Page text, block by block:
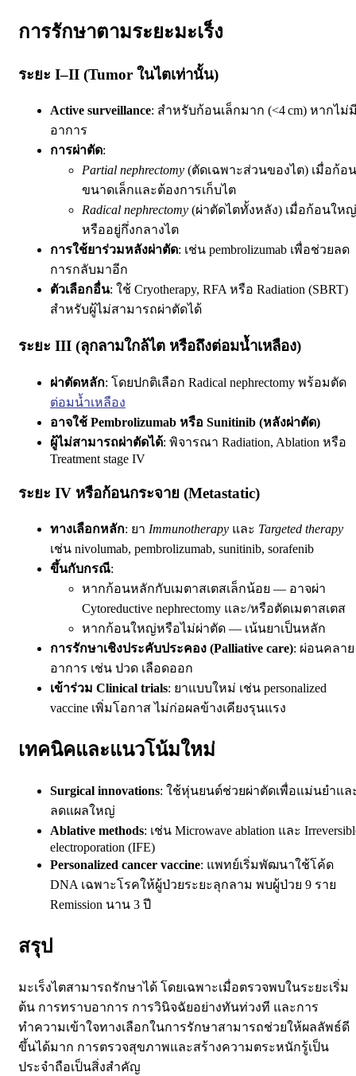
การรักษาตามระยะมะเร็ง
ระยะ I–II (Tumor ในไตเท่านั้น)
Active surveillance: สำหรับก้อนเล็กมาก (<4 cm) หากไม่
อาการ
การผ่าตัด:
Partial nephrectomy (ตัดเฉพาะส่วนของไต) เมื่อก้อน
ขนาดเล็กและต้องการเก็บไต
Radical nephrectomy (ผ่าตัดไตทั้งหลัง) เมื่อก้อนใหญ่
หรืออยู่กึ่งกลางไต
การใช้ยาร่วมหลังผ่าตัด: เช่น pembrolizumab เพื่อช่วยลด
การกลับมาอีก
ตัวเลือกอื่น: ใช้ Cryotherapy, RFA หรือ Radiation (SBRT)
สำหรับผู้ไม่สามารถผ่าตัดได้
ระยะ III (ลุกลามใกล้ไต หรือถึงต่อมน้ำเหลือง)
ผ่าตัดหลัก: โดยปกติเลือก Radical nephrectomy พร้อมตัด
ต่อมน้ำเหลือง
อาจใช้ Pembrolizumab หรือ Sunitinib (หลังผ่าตัด)
ผู้ไม่สามารถผ่าตัดได้: พิจารณา Radiation, Ablation หรือ
Treatment stage IV
ระยะ IV หรือก้อนกระจาย (Metastatic)
ทางเลือกหลัก: ยา Immunotherapy และ Targeted therapy
เช่น nivolumab, pembrolizumab, sunitinib, sorafenib
ขึ้นกับกรณี:
หากก้อนหลักกับเมตาสเตสเล็กน้อย — อาจผ่า
Cytoreductive nephrectomy และ/หรือตัดเมตาสเตส
หากก้อนใหญ่หรือไม่ผ่าตัด — เน้นยาเป็นหลัก
การรักษาเชิงประคับประคอง (Palliative care): ผ่อนคลาย
อาการ เช่น ปวด เลือดออก
เข้าร่วม Clinical trials: ยาแบบใหม่ เช่น personalized
vaccine เพิ่มโอกาส ไม่ก่อผลข้างเคียงรุนแรง
เทคนิคและแนวโน้มใหม่
Surgical innovations: ใช้หุ่นยนต์ช่วยผ่าตัดเพื่อแม่นยำแล
ลดแผลใหญ่
Ablative methods: เช่น Microwave ablation และ
electroporation (IFE)
Personalized cancer vaccine: แพทย์เริ่มพัฒนาใช้โค้ด
DNA เฉพาะโรคให้ผู้ป่วยระยะลุกลาม พบผู้ป่วย 9 ราย
Remission นาน 3 ปี
สรุป
มะเร็งไตสามารถรักษาได้ โดยเฉพาะเมื่อตรวจพบในระยะเริ่ม
ต้น การทราบอาการ การวินิจฉัยอย่างทันท่วงที และการ
ทำความเข้าใจทางเลือกในการรักษาสามารถช่วยให้ผลลัพธ์ดี
ขึ้นได้มาก การตรวจสุขภาพและสร้างความตระหนักรู้เป็น
ประจำถือเป็นสิ่งสำคัญ